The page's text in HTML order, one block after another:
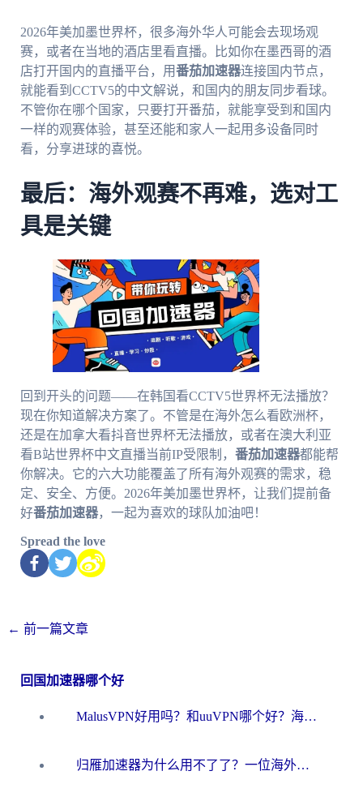
2026年美加墨世界杯，很多海外华人可能会去现场观
赛，或者在当地的酒店里看直播。比如你在墨西哥的酒
店打开国内的直播平台，用番茄加速器连接国内节点，
就能看到CCTV5的中文解说，和国内的朋友同步看球。
不管你在哪个国家，只要打开番茄，就能享受到和国内
一样的观赛体验，甚至还能和家人一起用多设备同时
看，分享进球的喜悦。
最后：海外观赛不再难，选对工
具是关键
回到开头的问题——在韩国看CCTV5世界杯无法播放？
现在你知道解决方案了。不管是在海外怎么看欧洲杯，
还是在加拿大看抖音世界杯无法播放，或者在澳大利亚
看B站世界杯中文直播当前IP受限制， 番茄加速器都能帮
你解决。它的六大功能覆盖了所有海外观赛的需求，稳
定、安全、方便。2026年美加墨世界杯，让我们提前备
好番茄加速器，一起为喜欢的球队加油吧！
Spread the love
← 前一篇文章
回国加速器哪个好
MalusVPN好用吗？和uuVPN哪个好？海外党无缝访问国内资源的真实对比与选择指南
归雁加速器为什么用不了了？一位海外游子的真实困惑与技术解答